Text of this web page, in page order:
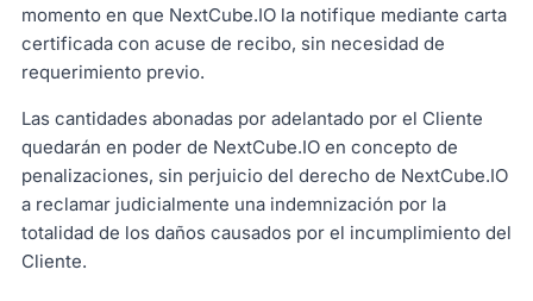
momento en que NextCube.IO la notifique mediante carta
certificada con acuse de recibo, sin necesidad de
requerimiento previo.
Las cantidades abonadas por adelantado por el Cliente
quedarán en poder de NextCube.IO en concepto de
penalizaciones, sin perjuicio del derecho de NextCube.IO
a reclamar judicialmente una indemnización por la
totalidad de los daños causados por el incumplimiento del
Cliente.